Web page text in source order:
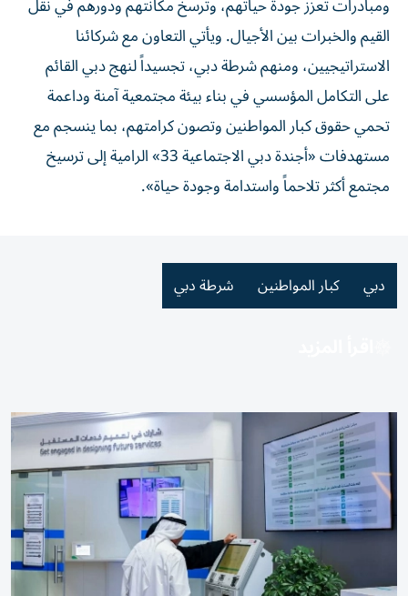
القيم والخبرات بين الأجيال. ويأتي التعاون مع شركائنا
الاستراتيجيين، ومنهم شرطة دبي، تجسيداً لنهج دبي القائم
على التكامل المؤسسي في بناء بيئة مجتمعية آمنة وداعمة
تحمي حقوق كبار المواطنين وتصون كرامتهم، بما ينسجم مع
مستهدفات «أجندة دبي الاجتماعية 33» الرامية إلى ترسيخ
مجتمع أكثر تلاحماً واستدامة وجودة حياة».
دبي كبار المواطنين شرطة دبي